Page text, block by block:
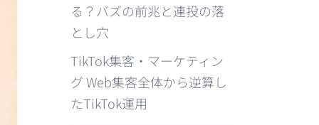
る？バズの前兆と連投の落
とし穴
TikTok集客・マーケティン
グ Web集客全体から逆算し
たTikTok運用